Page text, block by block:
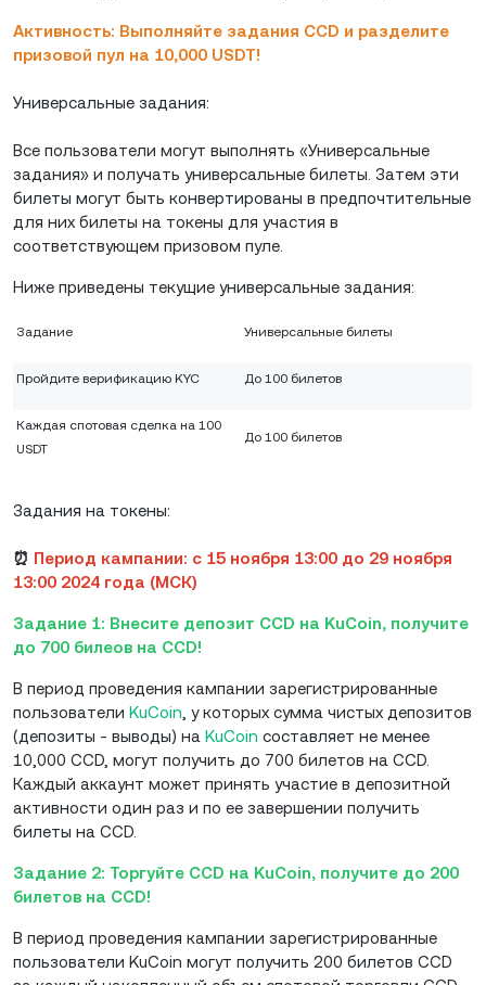
Активность: Выполняйте задания CCD и разделите
призовой пул на 10,000 USDT!
Универсальные задания:
Все пользователи могут выполнять «Универсальные
задания» и получать универсальные билеты. Затем эти
билеты могут быть конвертированы в предпочтительные
для них билеты на токены для участия в
соответствующем призовом пуле.
Ниже приведены текущие универсальные задания:
Задание Универсальные билеты
Пройдите верификацию KYC До 100 билетов
Каждая спотовая сделка на 100
USDT
До 100 билетов
Задания на токены:
⏰ Период кампании: с 15 ноября 13:00 до 29 ноября
13:00 2024 года (МСК)
Задание 1: Внесите депозит CCD на KuCoin, получите
до 700 билеов на CCD!
В период проведения кампании зарегистрированные
пользователи KuCoin , у которых сумма чистых депозитов
(депозиты - выводы) на KuCoin составляет не менее
10,000 CCD, могут получить до 700 билетов на CCD.
Каждый аккаунт может принять участие в депозитной
активности один раз и по ее завершении получить
билеты на CCD.
Задание 2: Торгуйте CCD на KuCoin, получите до 200
билетов на CCD!
В период проведения кампании зарегистрированные
пользователи KuCoin могут получить 200 билетов CCD